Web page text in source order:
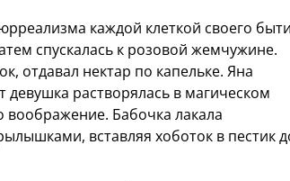
каждой клеткой своего
спускалась к розовой жемчужине.
отдавал нектар по капельке. Яна
растворялась в магическом
воображение. Бабочка лакала
вставляя хоботок в пестик